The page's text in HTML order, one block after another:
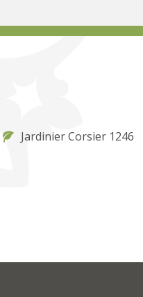
Jardinier Corsier 1246